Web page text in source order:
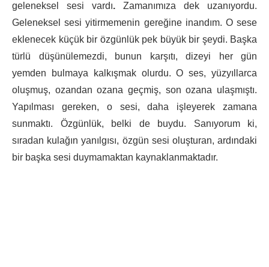
geleneksel sesi vardı. Zamanımıza dek uzanıyordu.
Geleneksel sesi yitirmemenin gereğine inandım. O sese
eklenecek küçük bir özgünlük pek büyük bir şeydi. Başka
türlü düşünülemezdi, bunun karşıtı, dizeyi her gün
yemden bulmaya kalkışmak olurdu. O ses, yüzyıllarca
oluşmuş, ozandan ozana geçmiş, son ozana ulaşmıştı.
Yapılması gereken, o sesi, daha işleyerek zamana
sunmaktı. Özgünlük, belki de buydu. Sanıyorum ki,
sıradan kulağın yanılgısı, özgün sesi oluşturan, ardındaki
bir başka sesi duymamaktan kaynaklanmaktadır.